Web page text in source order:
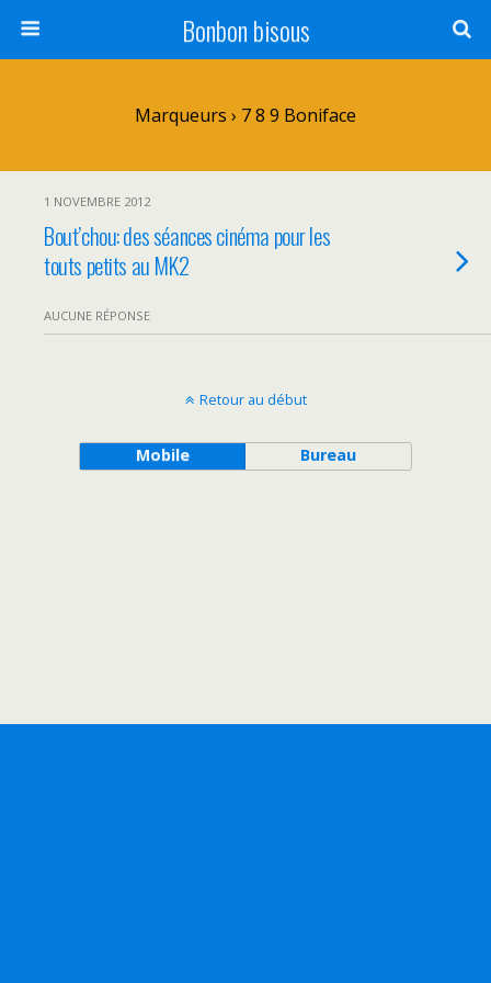
Bonbon bisous
Marqueurs › 7 8 9 Boniface
1 NOVEMBRE 2012
Bout’chou: des séances cinéma pour les
touts petits au MK2
AUCUNE RÉPONSE
Retour au début
Mobile Bureau